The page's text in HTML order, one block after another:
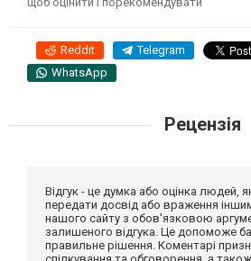
Reddit Telegram
WhatsApp
Рецензія
Відгук - це думка або оцінка людей,
передати досвід або враження
нашого сайту з обов'язковою
залишеного відгука. Це допоможе
правильне рішення. Коментарі